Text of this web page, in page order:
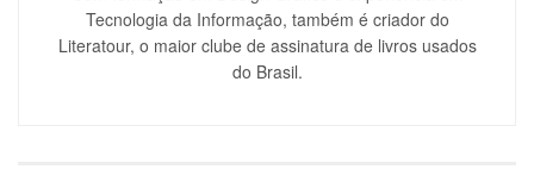
Tecnologia da Informação, também é criador do
Literatour, o maior clube de assinatura de livros usados
do Brasil.